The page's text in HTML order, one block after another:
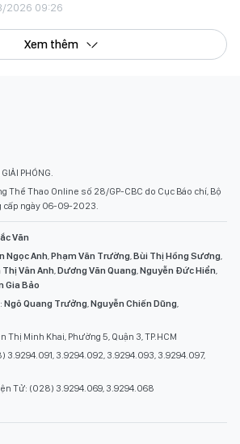
2026 09:26
Xem thêm
PHÓNG.
Thể Thao Online số 28/GP-CBC do Cục Báo chí, Bộ
cấp ngày 06-09-2023.
Văn
Ngọc Anh,Phạm Văn Trường,Bùi Thị Hồng Sương,
Vân Anh,Dương Văn Quang,Nguyễn Đức Hiển,
Gia Bảo
Ngô Quang Trưởng,Nguyễn Chiến Dũng,
Thị Minh Khai, Phường 5, Quận 3, TP.HCM
3.9294.091, 3.9294.092, 3.9294.093, 3.9294.097,
Tử: (028) 3.9294.069, 3.9294.068